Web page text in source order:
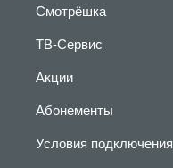
Смотрёшка
ТВ-Сервис
Акции
Абонементы
Условия подключения